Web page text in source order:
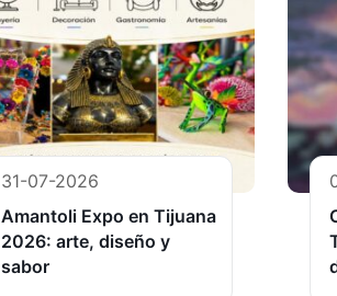
31-07-2026
Amantoli Expo en Tijuana
2026: arte, diseño y
sabor